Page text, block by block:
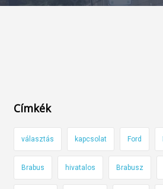
Címkék
választás kapcsolat Ford
Brabus hivatalos Brabusz